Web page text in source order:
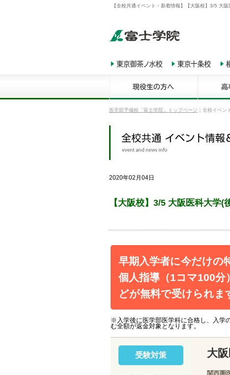
【全校共通イベント・新着情報】【大阪校】3/5 大
医学部予備校「富士学院」トップページ 全校イベン
2020年02月04日
【大阪校】3/5 大阪医科大学
早期入学者に今だけの
個人指導（1コマ100分
どが無料で受けられま
※入学後に医学部医学科に合格し、入学
む全額が返金対象となります。
受験対策 大
関西圏